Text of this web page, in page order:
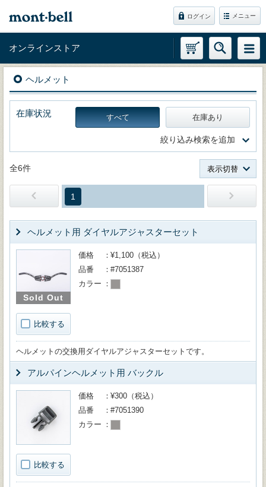
ログイン メニュー
オンラインストア
ヘルメット
在庫状況 すべて 在庫あり
絞り込み検索を追加
全6件 表示切替
1
ヘルメット用 ダイヤルアジャスターセット
Sold Out
比較する
価格
¥1,100（税込）
品番
#7051387
カラー
ヘルメットの交換用ダイヤルアジャスターセットです。
アルパインヘルメット用 バックル
比較する
価格
¥300（税込）
品番
#7051390
カラー